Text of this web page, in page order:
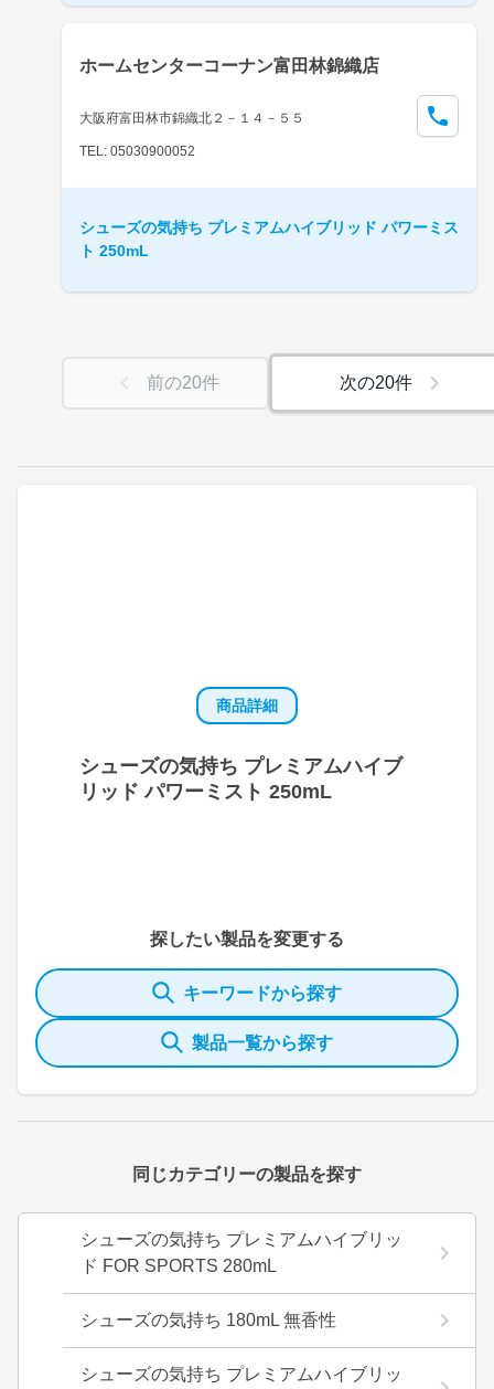
商品詳細
シューズの気持ち プレミアムハイブ
リッド パワーミスト 250mL
探したい製品を変更する
キーワードから探す
製品一覧から探す
同じカテゴリーの製品を探す
シューズの気持ち プレミアムハイブリッ
ド FOR SPORTS 280mL
シューズの気持ち 180mL 無香性
シューズの気持ち プレミアムハイブリッ
ホームセンターコーナン富田林錦織店
大阪府富田林市錦織北２－１４－５５
TEL: 05030900052
シューズの気持ち プレミアムハイブリッド パワーミス
ト 250mL
前の20件 次の20件